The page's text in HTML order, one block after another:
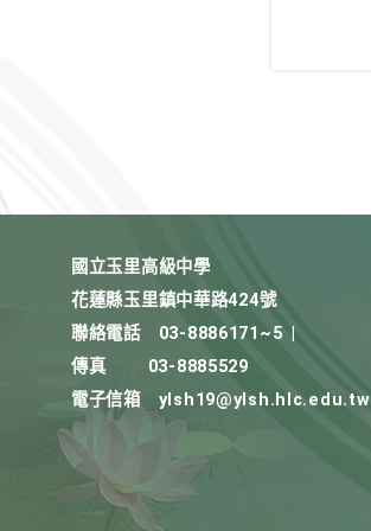
國立玉里高級中學
花蓮縣玉里鎮中華路424號
聯絡電話
03-8886171~5
傳真
03-8885529
電子信箱
ylsh19@ylsh.hlc.edu.tw